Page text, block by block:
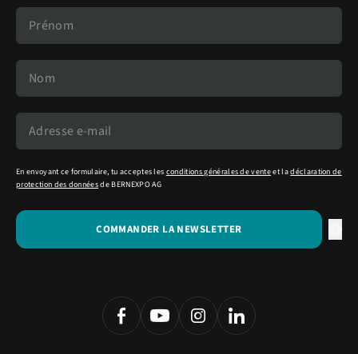
En envoyant ce formulaire, tu acceptes les conditions générales de venteet ladéclaration de
protection des donnéesde BERNEXPO AG